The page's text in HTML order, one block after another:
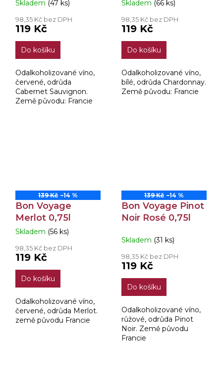
Průměrné
produktu
je
3,4
5
hvězdiček.
Skladem (47 ks)
98,35 Kč bez DPH
119 Kč
Do košíku
Odalkoholizované víno,
červené, odrůda
Cabernet Sauvignon.
Země původu: Francie
Průměrné
produktu
je
3,8
5
hvězdiček.
Skladem (66 ks)
98,35 Kč bez DPH
119 Kč
Do košíku
Odalkoholizované víno,
bílé, odrůda Chardonnay.
Země původu: Francie
139 Kč –14 %
Bon Voyage
Merlot 0,75l
Průměrné
produktu
je
4,5
5
hvězdiček.
Skladem (56 ks)
98,35 Kč bez DPH
119 Kč
Do košíku
Odalkoholizované víno,
červené, odrůda Merlot.
země původu Francie
139 Kč –14 %
Bon Voyage Pinot
Noir Rosé 0,75l
Skladem (31 ks)
98,35 Kč bez DPH
119 Kč
Do košíku
Odalkoholizované víno,
růžové, odrůda Pinot
Noir. Země původu
Francie